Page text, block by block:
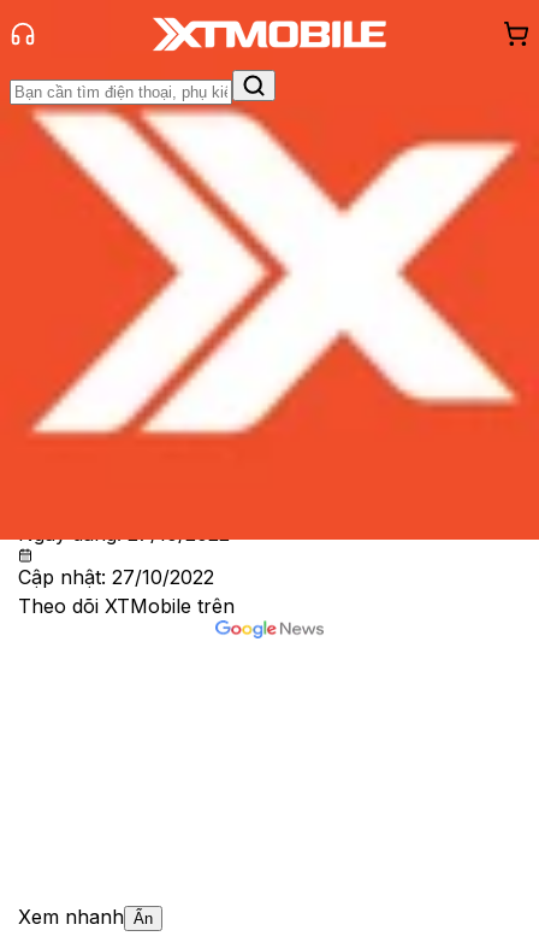
Trang chủ
Tin tức
Tin Mới
Đánh Giá - Trên TaySo Sánh Tư vấnKhuyến
Hỏi đáp App - Game Thông báo
hàng - Sự kiện
iPhone sẽ có thêm 2 widget hỗ trợ
sức khỏe và giấc ngủ thông qua iOS
16.2: Có đáng để mong chờ?
Ngày đăng:27/10/2022
Cập nhật: 27/10/2022
Theo dõi XTMobile trên
Xem nhanh Ẩn